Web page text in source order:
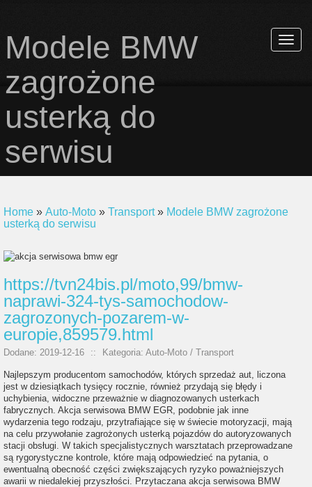
Modele BMW
zagrożone
usterką do
serwisu
Home » Auto-Moto » Transport» Modele BMW zagrożone
usterką do serwisu
https://tvn24bis.pl/moto,99/bmw-
naprawi-324-tys-samochodow-
zagrozonych-pozarem-w-
europie,859579.html
Dodane: 2019-12-16 :: Kategoria: Auto-Moto / Transport
Najlepszym producentom samochodów, których sprzedaż aut, liczona
jest w dziesiątkach tysięcy rocznie, również przydają się błędy i
uchybienia, widoczne przeważnie w diagnozowanych usterkach
fabrycznych. Akcja serwisowa BMW EGR, podobnie jak inne
wydarzenia tego rodzaju, przytrafiające się w świecie motoryzacji, mają
na celu przywołanie zagrożonych usterką pojazdów do autoryzowanych
stacji obsługi. W takich specjalistycznych warsztatach przeprowadzane
są rygorystyczne kontrole, które mają odpowiedzieć na pytania, o
ewentualną obecność części zwiększających ryzyko poważniejszych
awarii w niedalekiej przyszłości. Przytaczana akcja serwisowa BMW